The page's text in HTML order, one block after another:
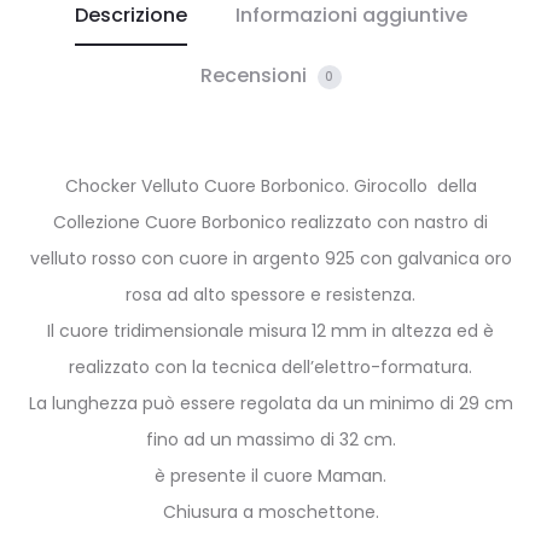
Descrizione Informazioni aggiuntive
Recensioni 0
Chocker Velluto Cuore Borbonico. Girocollo della
Collezione Cuore Borbonico realizzato con nastro di
velluto rosso con cuore in argento 925 con galvanica oro
rosa ad alto spessore e resistenza.
Il cuore tridimensionale misura 12 mm in altezza ed è
realizzato con la tecnica dell’elettro-formatura.
La lunghezza può essere regolata da un minimo di 29 cm
fino ad un massimo di 32 cm.
è presente il cuore Maman.
Chiusura a moschettone.